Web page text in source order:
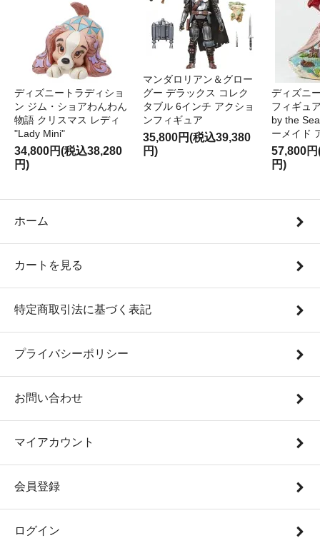
ディズニートラディショ
ン ジム・ショアわんわん
物語 クリスマス レディ
"Lady Mini"
34,800円(税込38,280
円)
マンダロリアン＆グロー
グー デラックス コレク
タブル 6インチ アクショ
ンフィギュア
35,800円(税込39,380
円)
ディズニ
フィギュ
by the
ーメイド
57,800
円)
ホーム
カートを見る
特定商取引法に基づく表記
プライバシーポリシー
お問い合わせ
マイアカウント
会員登録
ログイン